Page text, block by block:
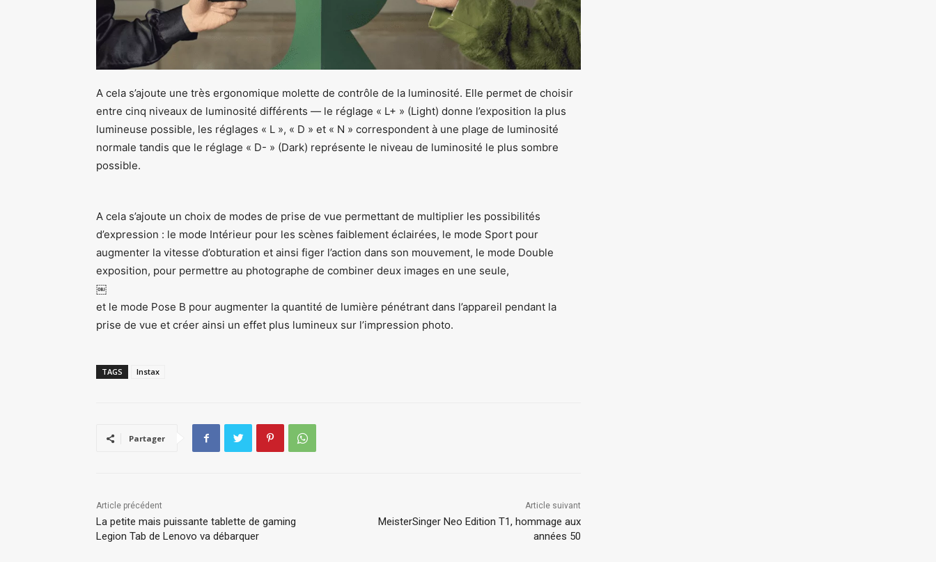
A cela s’ajoute une très ergonomique molette de contrôle de la luminosité. Elle permet de choisir
entre cinq niveaux de luminosité différents — le réglage « L+ » (Light) donne l’exposition la plus
lumineuse possible, les réglages « L », « D » et « N » correspondent à une plage de luminosité
normale tandis que le réglage « D- » (Dark) représente le niveau de luminosité le plus sombre
possible.
A cela s’ajoute un choix de modes de prise de vue permettant de multiplier les possibilités
d’expression : le mode Intérieur pour les scènes faiblement éclairées, le mode Sport pour
augmenter la vitesse d’obturation et ainsi figer l’action dans son mouvement, le mode Double
exposition, pour permettre au photographe de combiner deux images en une seule,
￼
et le mode Pose B pour augmenter la quantité de lumière pénétrant dans l’appareil pendant la
prise de vue et créer ainsi un effet plus lumineux sur l’impression photo.
TAGS Instax
Partager
Article précédent
La petite mais puissante tablette de gaming
Legion Tab de Lenovo va débarquer
Article suivant
MeisterSinger Neo Edition T1, hommage aux
années 50